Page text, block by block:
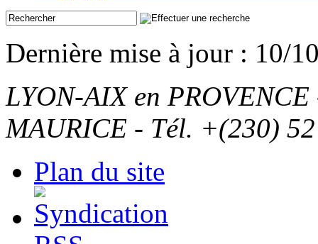
Dernière mise à jour : 10/
LYON-AIX en
MAURICE - Tél. +(230)
Plan du site